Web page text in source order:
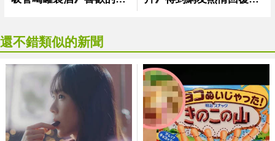
還不錯類似的新聞